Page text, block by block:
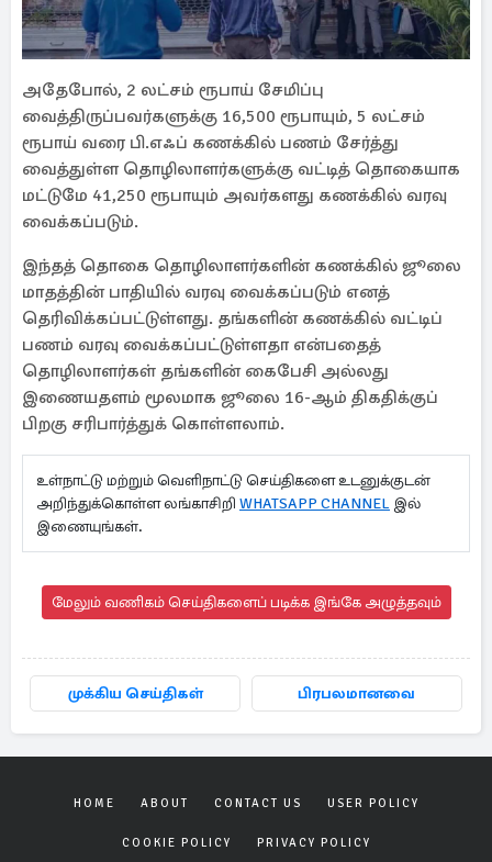
அதேபோல், 2 லட்சம் ரூபாய் சேமிப்பு
வைத்திருப்பவர்களுக்கு 16,500 ரூபாயும், 5 லட்சம்
ரூபாய் வரை பி.எஃப் கணக்கில் பணம் சேர்த்து
வைத்துள்ள தொழிலாளர்களுக்கு வட்டித் தொகையாக
மட்டுமே 41,250 ரூபாயும் அவர்களது கணக்கில் வரவு
வைக்கப்படும்.
இந்தத் தொகை தொழிலாளர்களின் கணக்கில் ஜூலை
மாதத்தின் பாதியில் வரவு வைக்கப்படும் எனத்
தெரிவிக்கப்பட்டுள்ளது. தங்களின் கணக்கில் வட்டிப்
பணம் வரவு வைக்கப்பட்டுள்ளதா என்பதைத்
தொழிலாளர்கள் தங்களின் கைபேசி அல்லது
இணையதளம் மூலமாக ஜூலை 16-ஆம் திகதிக்குப்
பிறகு சரிபார்த்துக் கொள்ளலாம்.
உள்நாட்டு மற்றும் வெளிநாட்டு செய்திகளை உடனுக்குடன்
அறிந்துக்கொள்ள லங்காசிறி WHATSAPP CHANNEL இல்
இணையுங்கள்.
மேலும் வணிகம் செய்திகளைப் படிக்க இங்கே அழுத்தவும்
முக்கிய செய்திகள் பிரபலமானவை
HOME ABOUT CONTACT US USER POLICY
COOKIE POLICY PRIVACY POLICY